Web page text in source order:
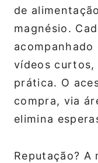
de
magnésio.
acompanhado
vídeos curtos,
prática. O
compra, via
elimina
Reputação? A